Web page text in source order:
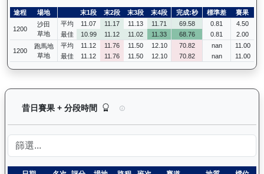
途程 場地 末1段 末2段 末3段 末4段 完成:秒 標準差 賽果
1200
沙田
草地
平均 11.07 11.17 11.13 11.71 69.58 0.81
4.50
最佳
10.99 11.12 11.02 11.33 68.76 0.81 2.00
1200
跑馬地
草地
平均 11.12 11.76 11.50 12.10 70.82 nan
11.00
最佳
11.12 11.76 11.50 12.10 70.82 nan 11.00
昔日賽果 + 分段時間 烈進駒（L278）— 昔日賽果及分段